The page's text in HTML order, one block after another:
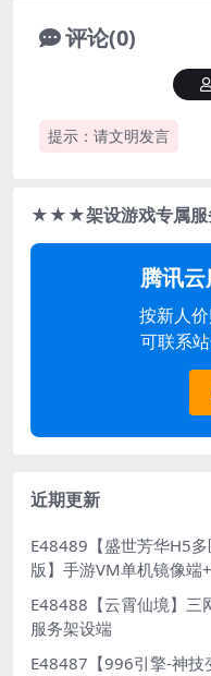
评论(0)
提示：请文明发言
★★★架设游戏专属
腾讯云
按新人
可联系
近期更新
E48489【盛世芳华H5
版】手游VM单机镜像端
E48488【云霄仙境】三
服务架设端
E48487【996引擎-神技